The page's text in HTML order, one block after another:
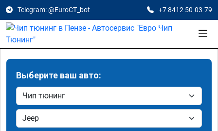
Telegram: @EuroCT_bot +7 8412 50-03-79
Выберите ваш авто: